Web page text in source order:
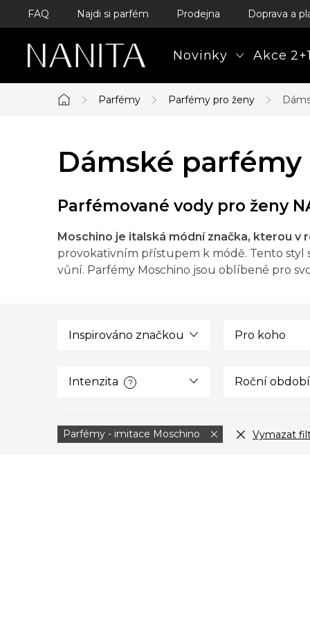
Přejít
obsah
FAQ Najdi si parfém Prodejna Doprava a
Novinky Akce
Domů
Parfémy Parfémy pro ženy
Dámské
Parfémované vody pro ženy
Moschino je italská módní značka, kterou v
provokativním přístupem k módě. Tento styl
vůní. Parfémy Moschino jsou oblíbené pro
Inspirováno značkou Pro koho
Intenzita ? Roční období
Parfémy - imitace Moschino Vymazat